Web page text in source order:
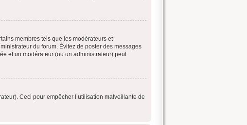
membres tels que les modérateurs et
du forum. Évitez de poster des messages
et un modérateur (ou un administrateur) peut
Ceci pour empêcher l’utilisation malveillante de